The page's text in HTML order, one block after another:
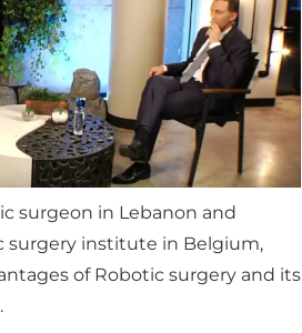
surgeon in Lebanon and
surgery institute in Belgium,
of Robotic surgery and its